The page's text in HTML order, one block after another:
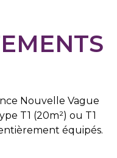
Nouvelle Vague
T1 (20m²) ou T1
équipés.